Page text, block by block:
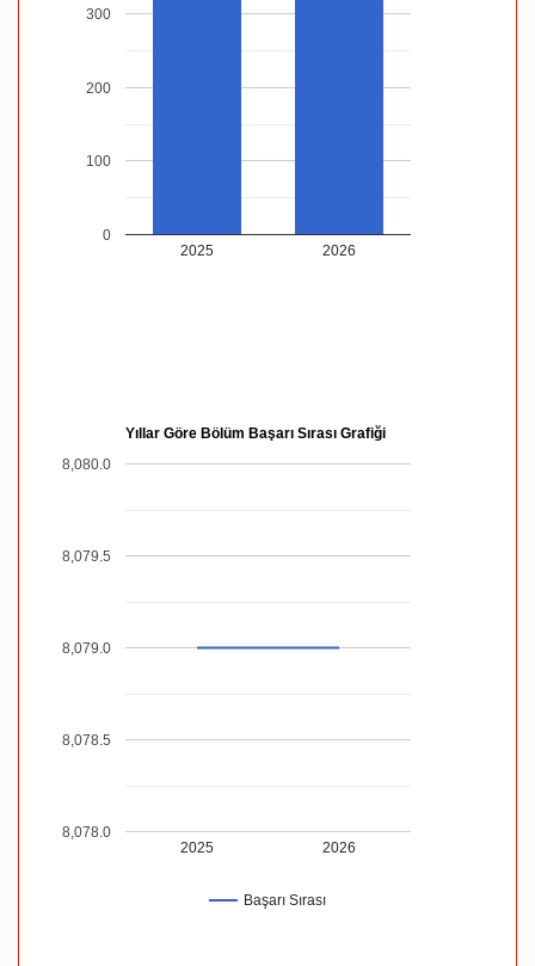
2025 2026
0
100
200
300
Yıllar Göre Bölüm Başarı Sırası Grafiği
Başarı Sırası
2025 2026
8,078.0
8,078.5
8,079.0
8,079.5
8,080.0